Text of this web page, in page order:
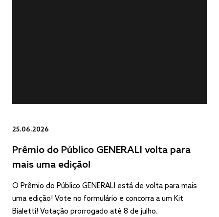
25.06.2026
Prêmio do Público GENERALI volta para
mais uma edição!
O Prêmio do Público GENERALI está de volta para mais
uma edição! Vote no formulário e concorra a um Kit
Bialetti! Votação prorrogado até 8 de julho.